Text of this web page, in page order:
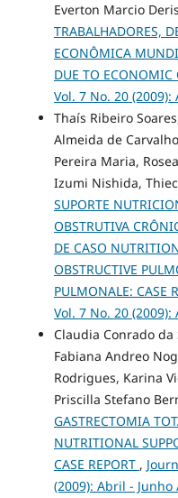
Everton Marcio
TRABALHADORES,
ECONÔMICA
DUE TO ECONOMIC
Vol. 7 No. 20
Thaís Ribeiro
Almeida de
Pereira Maria,
Izumi Nishida,
SUPORTE
OBSTRUTIVA
DE CASO
OBSTRUCTIVE
PULMONALE: CASE
Vol. 7 No. 20
Claudia Conrado da
Fabiana Andreo
Rodrigues, Karina
Priscilla Stefano
GASTRECTOMIA
NUTRITIONAL
CASE REPORT ,
(2009): Abril - Junho